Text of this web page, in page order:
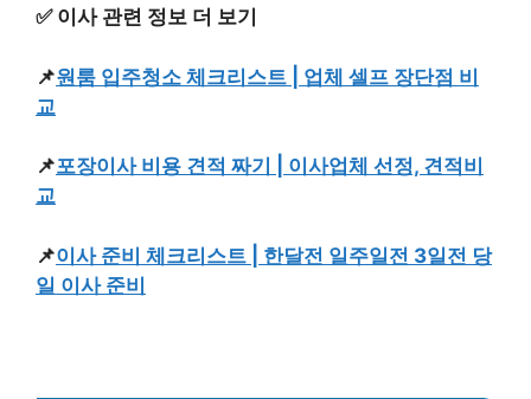
✅ 이사 관련 정보 더 보기
📌원룸 입주청소 체크리스트 | 업체 셀프 장단점 비
교
📌포장이사 비용 견적 짜기 | 이사업체 선정, 견적비
교
📌이사 준비 체크리스트 | 한달전 일주일전 3일전 당
일 이사 준비